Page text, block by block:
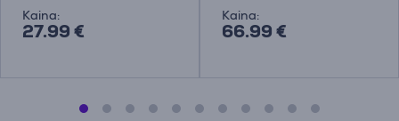
Kaina:
27.99 €
Kaina:
66.99 €